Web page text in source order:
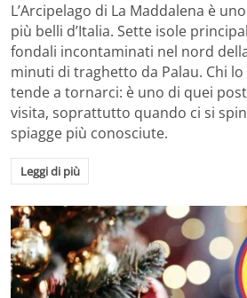
L’Arcipelago di La Maddalena è
più belli d’Italia. Sette isole
fondali incontaminati nel nord
minuti di traghetto da Palau. Chi
tende a tornarci: è uno di quei
visita, soprattutto quando ci si
spiagge più conosciute.
Leggi di più